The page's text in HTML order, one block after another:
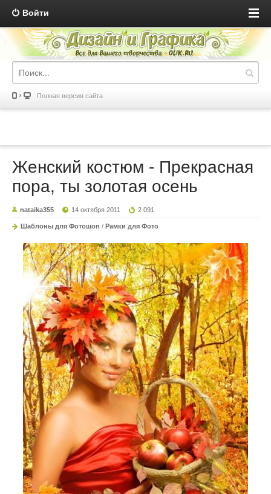
Войти
Полная версия сайта
Женский костюм - Прекрасная
пора, ты золотая осень
nataika355 14 октября 2011 2 091
Шаблоны для Фотошоп / Рамки для Фото